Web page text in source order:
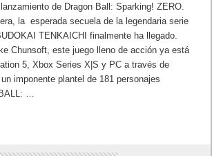
de Dragon Ball: Sparking! ZERO.
la esperada secuela de la legendaria serie
TENKAICHI finalmente ha llegado.
Chunsoft, este juego lleno de acción ya está
5, Xbox Series X|S y PC a través de
imponente plantel de 181 personajes
…